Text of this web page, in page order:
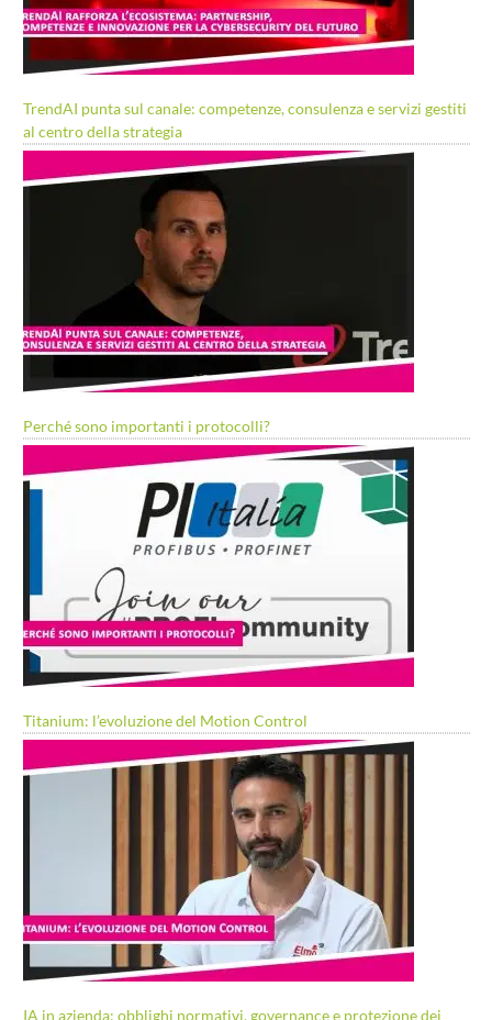
TrendAI punta sul canale: competenze, consulenza e servizi gestiti
al centro della strategia
Perché sono importanti i protocolli?
Titanium: l’evoluzione del Motion Control
IA in azienda: obblighi normativi, governance e protezione dei